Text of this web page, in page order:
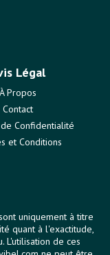
Légal
À Propos
Contact
Confidentialité
et Conditions
uniquement à titre
quant à l'exactitude,
L'utilisation de ces